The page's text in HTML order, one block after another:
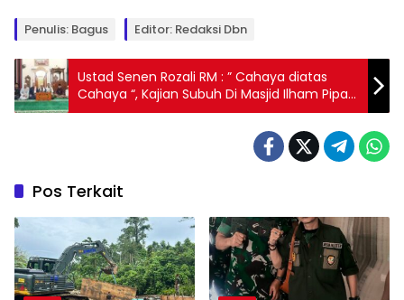
Penulis: Bagus Editor: Redaksi Dbn
Ustad Senen Rozali RM : ” Cahaya diatas
Cahaya “, Kajian Subuh Di Masjid Ilham Pipa
Reja
Pos Terkait